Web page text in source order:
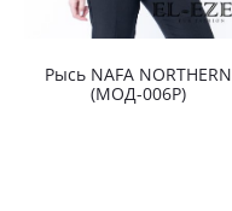
Рысь NAFA NORTHERN
(МОД-006Р)